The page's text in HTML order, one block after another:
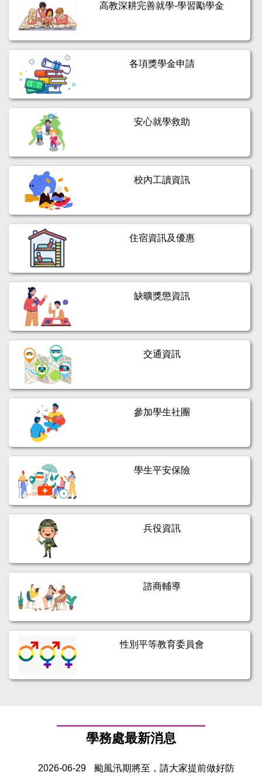
高教深耕完善就學-學習勵學金
各項獎學金申請
安心就學救助
校內工讀資訊
住宿資訊及優惠
缺曠獎懲資訊
交通資訊
參加學生社團
學生平安保險
兵役資訊
諮商輔導
性別平等教育委員會
學務處最新消息
2026-06-29 颱風汛期將至，請大家提前做好防